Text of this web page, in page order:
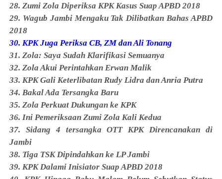
28. Zumi Zola Diperiksa KPK Kasus Suap APBD 2018
29. Wagub Jambi Mengaku Tak Dilibatkan Bahas APBD
2018
30. KPK Juga Periksa CB, ZM dan Ali Tonang
31. Zola: Saya Sudah Klarifikasi Semuanya
32. Zola Akui Perintahkan Erwan Malik
33. KPK Gali Keterlibatan Rudy Lidra dan Anria Putra
34. Bakal Ada Tersangka Baru
35. Zola Perkuat Dukungan ke KPK
36. Ini Pemeriksaan Zumi Zola Kali Kedua
37. Sidang 4 tersangka OTT KPK Direncanakan di
Jambi
38. Tiga TSK Dipindahkan ke LP Jambi
39. KPK Dalami Inisiator Suap APBD 2018